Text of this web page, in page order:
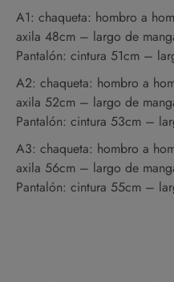
A1: chaqueta: hombro a
axila 48cm – largo de
Pantalón: cintura 51cm –
A2: chaqueta: hombro a
axila 52cm – largo de
Pantalón: cintura 53cm –
A3: chaqueta: hombro a
axila 56cm – largo de
Pantalón: cintura 55cm –